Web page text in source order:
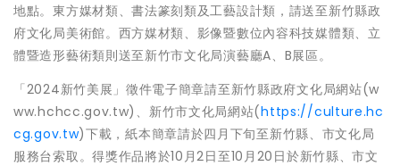
地點。東方媒材類、書法篆刻類及工藝設計類，請送至新竹縣政
府文化局美術館。西方媒材類、影像暨數位內容科技媒體類、立
體暨造形藝術類則送至新竹市文化局演藝廳A、B展區。
「2024新竹美展」徵件電子簡章請至新竹縣政府文化局網站(w
ww.hchcc.gov.tw)、新竹市文化局網站(https://culture.hc
cg.gov.tw)下載，紙本簡章請於四月下旬至新竹縣、市文化局
服務台索取。得獎作品將於10月2日至10月20日於新竹縣、市文